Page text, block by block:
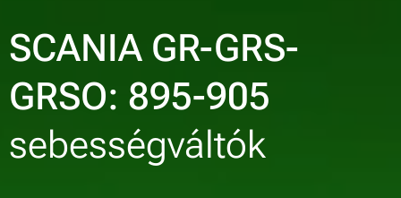
SCANIA GR-GRS-
GRSO: 895-905
sebességváltók